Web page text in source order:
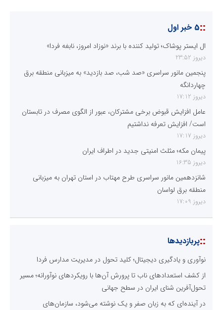
::5 خبر اول
ال ایستر پوشاک؛ تولید کننده با برند «نوزاد امروز، نابغه فردا»
دیروز 23:52
پنجمین مانور سراسری «صد شب، صد بازدید» به میزبانی منطقه برق
چهاردانگه
دیروز 17:12
عامل افزایش قبوض برخی مشترکان، عبور از الگوی مصرف در تابستان
است/ افزایش تعرفه نداشتیم
دیروز 17:17
پیمان مکه؛ مثلث امنیتی جدید در اطراف ایران
دیروز 16:35
شانزدهمین مانور سراسری طرح مهتاب در استان تهران به میزبانی
منطقه برق لواسان
دیروز 17:09
::پربازدیدها
نوآوری و یادگیری دیجیتال؛ کلید تحول در مدیریت مدارس فردا
از کشف استعدادهای ناب تا پرورش آن‌ها با رویکردهای نوآورانه؛ مسیر
تحول‌آفرین شنای ایران در سطح جهانی
در آینده‌ای که به زبان صفر و یک نوشته می‌شود، سازمان‌های